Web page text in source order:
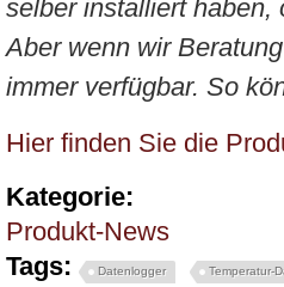
selber installiert haben,
Aber wenn wir
immer verfügbar. So
Hier finden Sie die
Kategorie:
Produkt-News
Tags:
Datenlogger Temperatur-